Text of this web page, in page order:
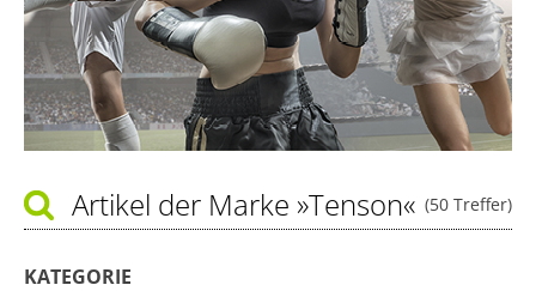
(50 Treffer)
Artikel der Marke »Tenson«
KATEGORIE